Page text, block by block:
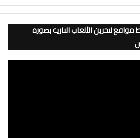
لتخزين الألعاب النارية بصورة